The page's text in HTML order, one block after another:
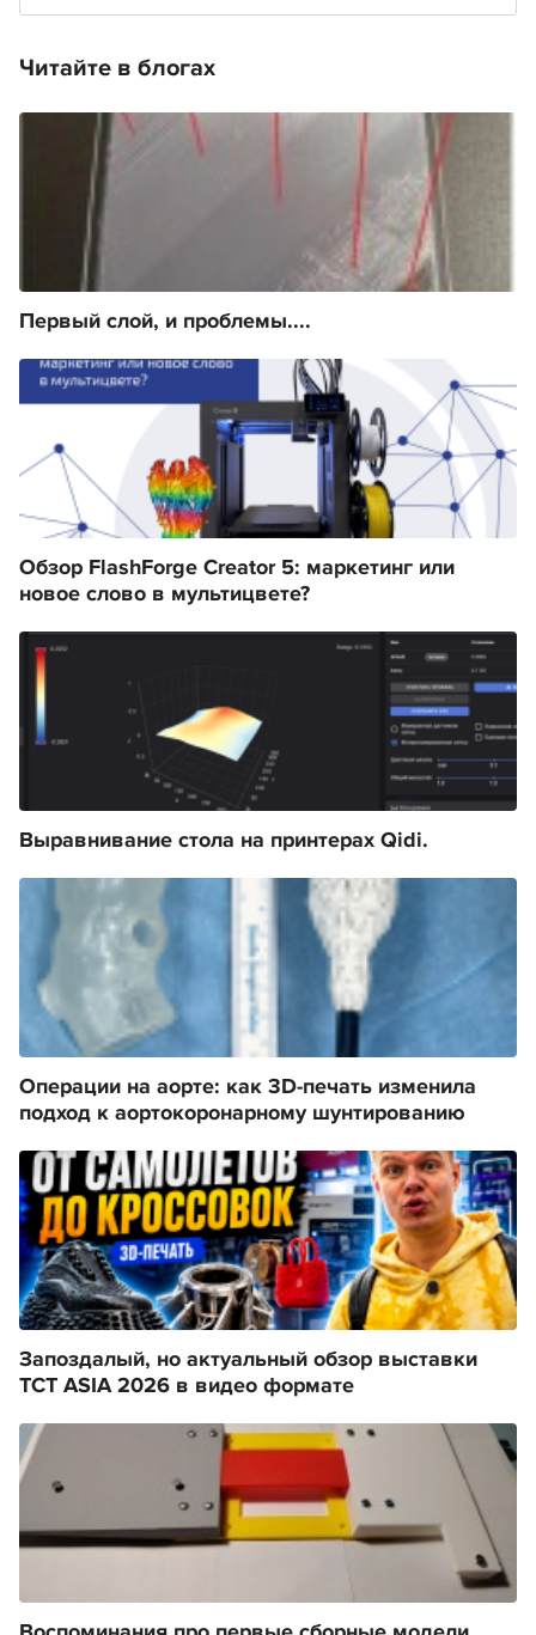
Читайте в блогах
Первый слой, и проблемы....
Обзор FlashForge Creator 5: маркетинг или
новое слово в мультицвете?
Выравнивание стола на принтерах Qidi.
Операции на аорте: как 3D-печать изменила
подход к аортокоронарному шунтированию
Запоздалый, но актуальный обзор выставки
TCT ASIA 2026 в видео формате